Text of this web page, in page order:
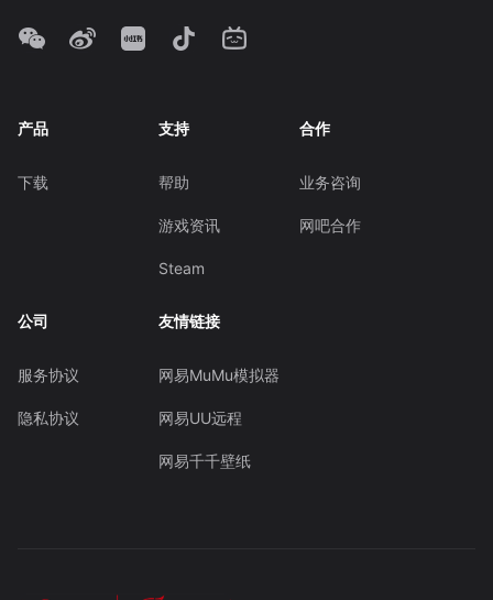
产品
下载
支持
帮助
游戏资讯
Steam
合作
业务咨询
网吧合作
公司
服务协议
隐私协议
友情链接
网易MuMu模拟器
网易UU远程
网易千千壁纸